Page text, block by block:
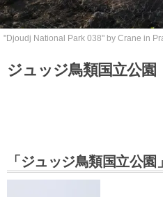
"Djoudj National Park 038" by Crane in
ジュッジ鳥類国立公園
「ジュッジ鳥類国立公園